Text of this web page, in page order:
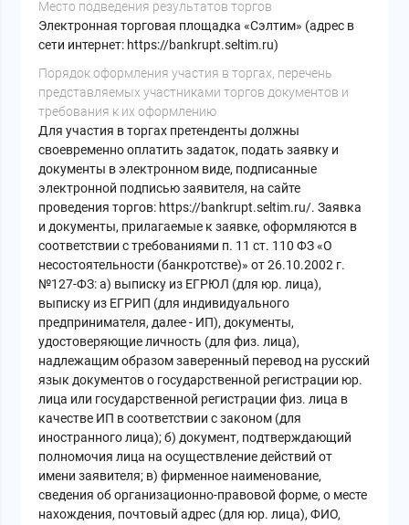
Место подведения результатов торгов
Электронная торговая площадка «Сэлтим» (адрес в
сети интернет: https://bankrupt.seltim.ru)
Порядок оформления участия в торгах, перечень
представляемых участниками торгов документов и
требования к их оформлению
Для участия в торгах претенденты должны
своевременно оплатить задаток, подать заявку и
документы в электронном виде, подписанные
электронной подписью заявителя, на сайте
проведения торгов: https://bankrupt.seltim.ru/. Заявка
и документы, прилагаемые к заявке, оформляются в
соответствии с требованиями п. 11 ст. 110 ФЗ «О
несостоятельности (банкротстве)» от 26.10.2002 г.
№127-ФЗ: а) выписку из ЕГРЮЛ (для юр. лица),
выписку из ЕГРИП (для индивидуального
предпринимателя, далее - ИП), документы,
удостоверяющие личность (для физ. лица),
надлежащим образом заверенный перевод на русский
язык документов о государственной регистрации юр.
лица или государственной регистрации физ. лица в
качестве ИП в соответствии с законом (для
иностранного лица); б) документ, подтверждающий
полномочия лица на осуществление действий от
имени заявителя; в) фирменное наименование,
сведения об организационно-правовой форме, о месте
нахождения, почтовый адрес (для юр. лица), ФИО,